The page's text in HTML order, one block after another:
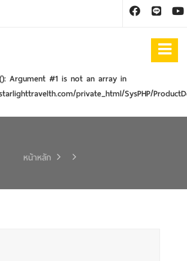
Argument #1 is not an array in
private_html/SysPHP/
หน้าหลัก